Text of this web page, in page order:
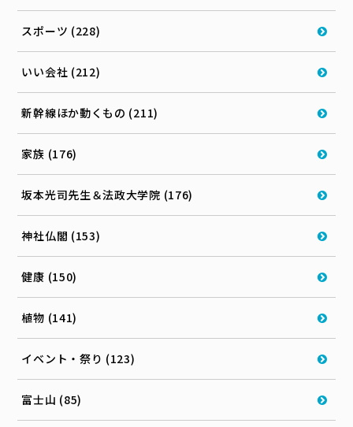
スポーツ (228)
いい会社 (212)
新幹線ほか動くもの (211)
家族 (176)
坂本光司先生＆法政大学院 (176)
神社仏閣 (153)
健康 (150)
植物 (141)
イベント・祭り (123)
富士山 (85)